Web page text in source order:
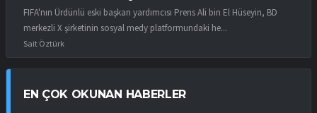
FIFA'nın Ürdünlü eski başkan yardımcısı Prens Ali bin El Hüseyin, BD
merkezli X şirketinin sosyal medy platformundaki he...
Sait Öztürk
EN ÇOK OKUNAN HABERLER